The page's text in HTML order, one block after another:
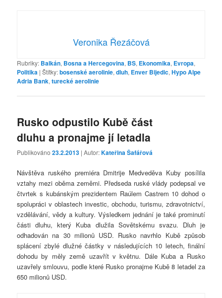
Veronika Řezáčová
Rubriky: Balkán, Bosna a Hercegovina, BS, Ekonomika, Evropa,
Politika |Štítky:bosenské aerolinie,dluh, Enver Bijedic,Hypo Alpe
Adria Bank,turecké aerolinie
Rusko odpustilo Kubě část
dluhu a pronajme jí letadla
Publikováno23.2.2013 | Autor:Kateřina Šafářová
Návštěva ruského premiéra Dmitrije Medveděva Kuby posílila
vztahy mezi oběma zeměmi. Předseda ruské vlády podepsal ve
čtvrtek s kubánským prezidentem Raúlem Castrem 10 dohod o
spolupráci v oblastech investic, obchodu, turismu, zdravotnictví,
vzdělávání, vědy a kultury. Výsledkem jednání je také prominutí
části dluhu, který Kuba dlužila Sovětskému svazu. Dluh je
odhadován na 30 milionů USD. Rusko navrhlo Kubě způsob
splácení zbylé dlužné částky v následujících 10 letech, finální
dohodu by měly země uzavřít v květnu. Dále Kuba a Rusko
uzavřely smlouvu, podle které Rusko pronajme Kubě 8 letadel za
650 milionů USD.